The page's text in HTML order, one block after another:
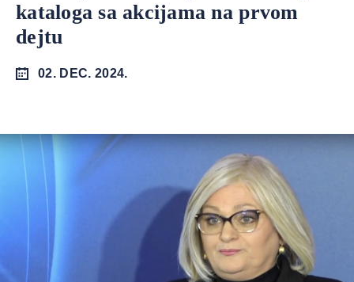
kataloga sa akcijama na prvom
dejtu
02. DEC. 2024.